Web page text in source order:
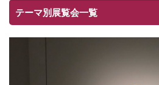
テーマ別展覧会一覧